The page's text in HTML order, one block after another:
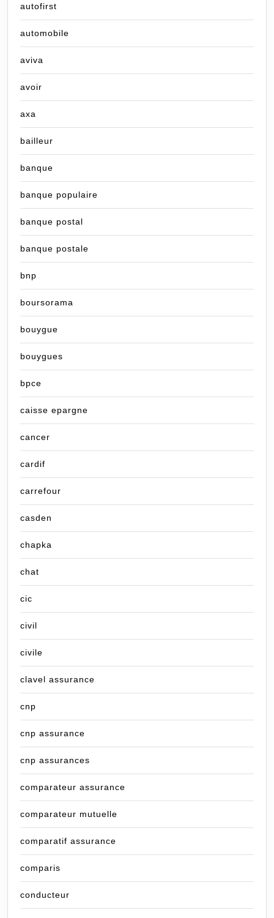
autofirst
automobile
aviva
avoir
axa
bailleur
banque
banque populaire
banque postal
banque postale
bnp
boursorama
bouygue
bouygues
bpce
caisse epargne
cancer
cardif
carrefour
casden
chapka
chat
cic
civil
civile
clavel assurance
cnp
cnp assurance
cnp assurances
comparateur assurance
comparateur mutuelle
comparatif assurance
comparis
conducteur